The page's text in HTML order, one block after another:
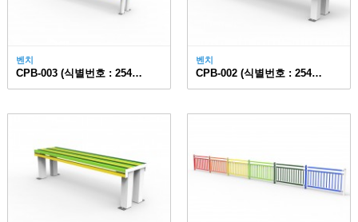
벤치
CPB-003 (식별번호 : 25474689)
벤치
CPB-002 (식별번호 : 25474684)